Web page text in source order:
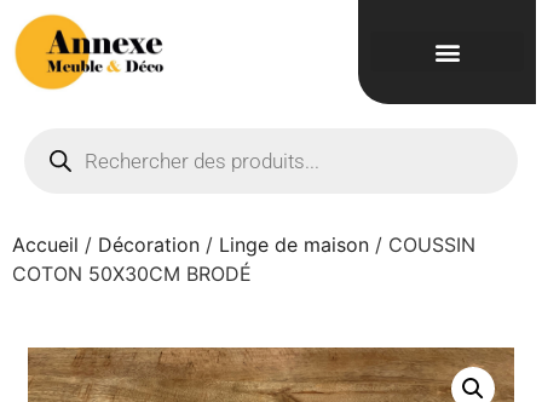
Accueil / Décoration / Linge de maison / COUSSIN
COTON 50X30CM BRODÉ